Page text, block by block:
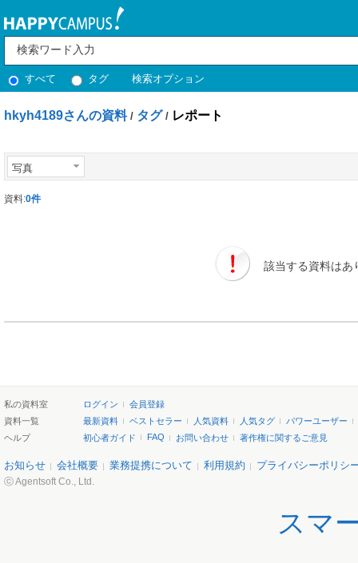
すべて タグ 検索オプション
hkyh4189さんの資料 / タグ / レポート
写真
資料:0件
該当する資料はあ
私の資料室 ログイン
会員登録
資料一覧
最新資料 ベストセラー 人気資料 人気タグ
パワーユーザー
ヘルプ
初心者ガイド FAQ お問い合わせ 著作権に関するご意見
お知らせ 会社概要 業務提携について 利用規約 プライバシーポリシ
ⓒ Agentsoft Co., Ltd.
スマ